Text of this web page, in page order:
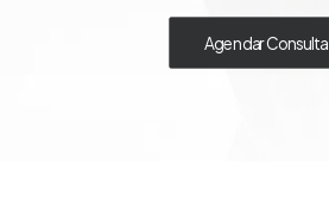
Agendar Consulta